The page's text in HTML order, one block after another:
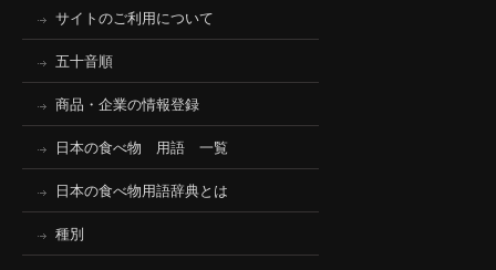
サイトのご利用について
五十音順
商品・企業の情報登録
日本の食べ物 用語 一覧
日本の食べ物用語辞典とは
種別